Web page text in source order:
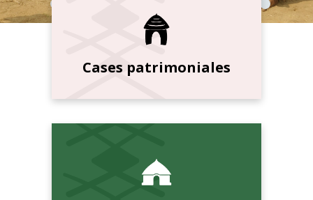
Cases patrimoniales